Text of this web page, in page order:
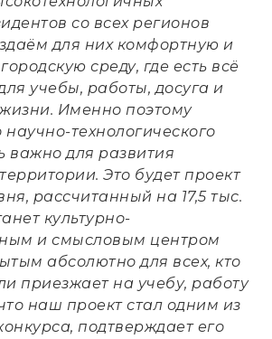
со всех регионов
для них комфортную и
среду, где есть всё
учебы, работы, досуга и
Именно поэтому
научно-технологического
важно для развития
Это будет проект
рассчитанный на 17,5 тыс.
культурно-
и смысловым центром
абсолютно для всех, кто
приезжает на учебу, работу
наш проект стал одним из
подтверждает его